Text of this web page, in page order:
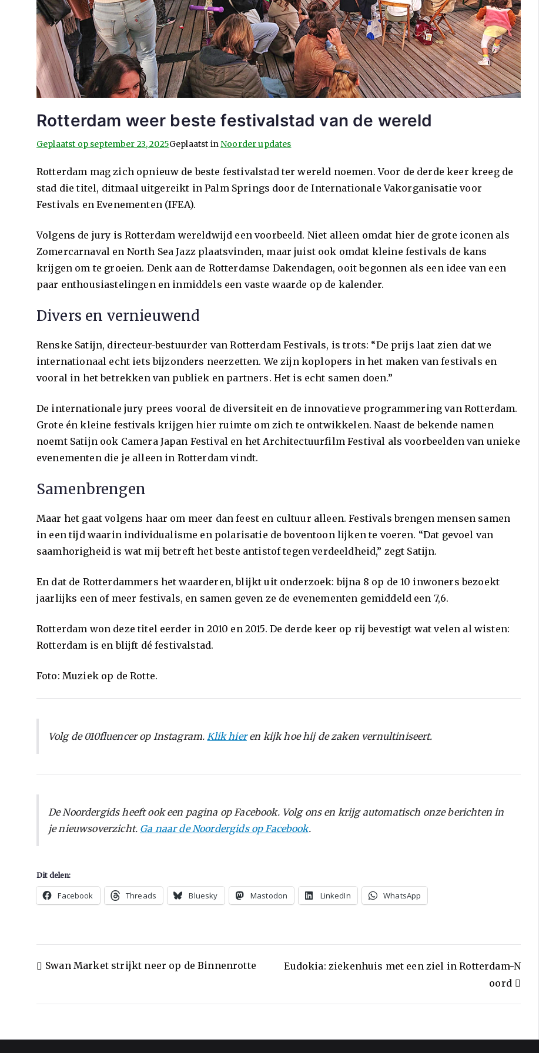
Rotterdam weer beste festivalstad van de wereld
Geplaatst op september 23, 2025Geplaatst in Noorder updates
Rotterdam mag zich opnieuw de beste festivalstad ter wereld noemen. Voor de derde keer kreeg de
stad die titel, ditmaal uitgereikt in Palm Springs door de Internationale Vakorganisatie voor
Festivals en Evenementen (IFEA).
Volgens de jury is Rotterdam wereldwijd een voorbeeld. Niet alleen omdat hier de grote iconen als
Zomercarnaval en North Sea Jazz plaatsvinden, maar juist ook omdat kleine festivals de kans
krijgen om te groeien. Denk aan de Rotterdamse Dakendagen, ooit begonnen als een idee van een
paar enthousiastelingen en inmiddels een vaste waarde op de kalender.
Divers en vernieuwend
Renske Satijn, directeur-bestuurder van Rotterdam Festivals, is trots: “De prijs laat zien dat we
internationaal echt iets bijzonders neerzetten. We zijn koplopers in het maken van festivals en
vooral in het betrekken van publiek en partners. Het is echt samen doen.”
De internationale jury prees vooral de diversiteit en de innovatieve programmering van Rotterdam.
Grote én kleine festivals krijgen hier ruimte om zich te ontwikkelen. Naast de bekende namen
noemt Satijn ook Camera Japan Festival en het Architectuurfilm Festival als voorbeelden van unieke
evenementen die je alleen in Rotterdam vindt.
Samenbrengen
Maar het gaat volgens haar om meer dan feest en cultuur alleen. Festivals brengen mensen samen
in een tijd waarin individualisme en polarisatie de boventoon lijken te voeren. “Dat gevoel van
saamhorigheid is wat mij betreft het beste antistof tegen verdeeldheid,” zegt Satijn.
En dat de Rotterdammers het waarderen, blijkt uit onderzoek: bijna 8 op de 10 inwoners bezoekt
jaarlijks een of meer festivals, en samen geven ze de evenementen gemiddeld een 7,6.
Rotterdam won deze titel eerder in 2010 en 2015. De derde keer op rij bevestigt wat velen al wisten:
Rotterdam is en blijft dé festivalstad.
Foto: Muziek op de Rotte.
Volg de 010fluencer op Instagram.Klik hieren kijk hoe hij de zaken vernultiniseert.
De Noordergids heeft ook een pagina op Facebook. Volg ons en krijg automatisch onze berichten in
je nieuwsoverzicht. Ga naar de Noordergids op Facebook.
Dit delen:
Facebook Threads Bluesky Mastodon LinkedIn WhatsApp
Swan Market strijkt neer op de Binnenrotte
Eudokia: ziekenhuis met een ziel in Rotterdam-N
oord